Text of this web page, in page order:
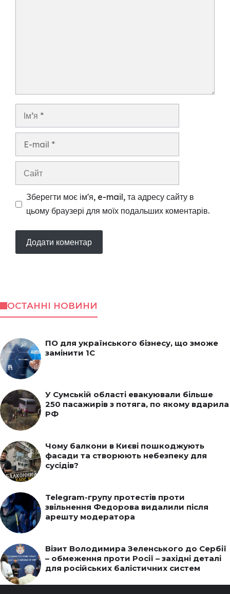
Ім’я
Сайт
Зберегти моє ім'я, e-mail, та адресу сайту в
цьому браузері для моїх подальших коментарів.
ОСТАННІ НОВИНИ
ПО для українського бізнесу, що зможе
замінити 1С
У Сумській області евакуювали більше
250 пасажирів з потяга, по якому вдарила
РФ
Чому балкони в Києві пошкоджують
фасади та створюють небезпеку для
сусідів?
Telegram-групу протестів проти
звільнення Федорова видалили після
арешту модератора
Візит Володимира Зеленського до Сербії
– обмеження проти Росії – західні деталі
для російських балістичних систем